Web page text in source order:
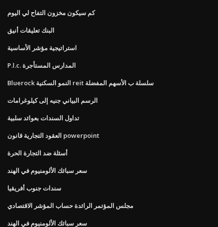
كم سيكون مخزون التفاح لي اليوم
البنك تعليقات أنيق
استراتيجية مؤشر الأساسية
P.l.c. المدارس المستأجرة
Bluerock النمو السكنية reit سلسلة ب الأسهم المفضلة
الرسم البياني جنيه إلى كيلوغرامات
تداول السندات بعوائد سلبية
العقود التجارية قانون powerpoint
أسئلة ضد التجارة الحرة
سعر سبائك الألومنيوم في الهند
سندات جنوب أفريقيا
مجلس المؤتمر الرائدة حساب المؤشر الاقتصادي
سعر سبائك الألومنيوم في الهند